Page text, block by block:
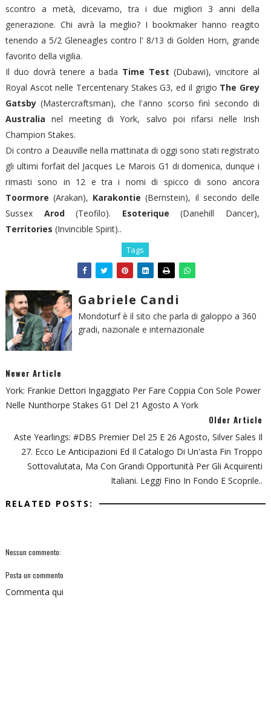
scontro a metà, dicevamo, tra i due migliori 3 anni della
generazione. Chi avrà la meglio? I bookmaker hanno reagito
tenendo a 5/2 Gleneagles contro l' 8/13 di Golden Horn, grande
favorito della vigilia.
Il duo dovrà tenere a bada Time Test (Dubawi), vincitore al
Royal Ascot nelle Tercentenary Stakes G3, ed il grigio The Grey
Gatsby(Mastercraftsman), che l'anno scorso finì secondo di
Australia nel meeting di York, salvo poi rifarsi nelle Irish
Champion Stakes.
Di contro a Deauville nella mattinata di oggi sono stati registrato
gli ultimi forfait del Jacques Le Marois G1 di domenica, dunque i
rimasti sono in 12 e tra i nomi di spicco di sono ancora
Toormore (Arakan), Karakontie (Bernstein), il secondo delle
Sussex Arod(Teofilo). Esoterique (Danehill Dancer),
Territories (Invincible Spirit)..
Tags
Gabriele Candi
Mondoturf è il sito che parla di galoppo a 360
gradi, nazionale e internazionale
Newer Article
York: Frankie Dettori Ingaggiato Per Fare Coppia Con Sole Power
Nelle Nunthorpe Stakes G1 Del 21 Agosto A York
Older Article
Aste Yearlings: #DBS Premier Del 25 E 26 Agosto, Silver Sales Il
27. Ecco Le Anticipazioni Ed Il Catalogo Di Un'asta Fin Troppo
Sottovalutata, Ma Con Grandi Opportunità Per Gli Acquirenti
Italiani. Leggi Fino In Fondo E Scoprile..
RELATED POSTS:
Nessun commento:
Posta un commento
Commenta qui